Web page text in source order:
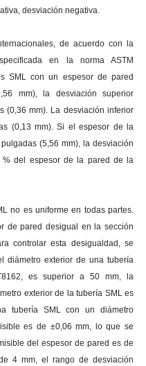
desviación negativa.
de acuerdo con la
en la norma ASTM
SML con un espesor de pared
mm), la desviación superior
(0,36 mm). La desviación inferior
(0,13 mm). Si el espesor de la
(5,56 mm), la desviación
del espesor de la pared de la
no es uniforme en todas partes.
de pared desigual en la sección
controlar esta desigualdad, se
diámetro exterior de una tubería
es superior a 50 mm, la
exterior de la tubería SML es
tubería SML con un diámetro
es de ±0,06 mm, lo que se
del espesor de pared es de
4 mm, el rango de desviación